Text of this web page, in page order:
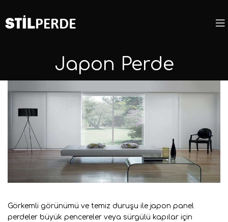
Japon Perde
Görkemli görünümü ve temiz duruşu ile japon panel
perdeler büyük pencereler veya sürgülü kapılar için